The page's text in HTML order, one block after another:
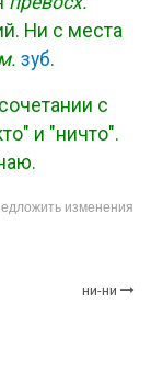
Ни с места
зуб.
с
и "ничто".
изменения
ни-ни